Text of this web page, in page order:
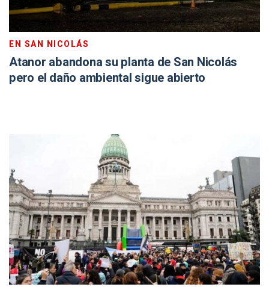
EN SAN NICOLÁS
Atanor abandona su planta de San Nicolás
pero el daño ambiental sigue abierto